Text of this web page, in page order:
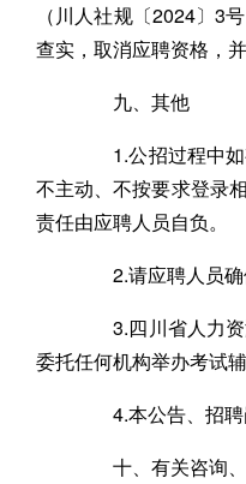
（川人社规〔2024〕3
查实，取消应聘资格，
九、其他
1.公招过程中如
不主动、不按要求登录
责任由应聘人员自负。
2.请应聘人员确
3.四川省人力资
委托任何机构举办考试辅
4.本公告、招聘
十、有关咨询